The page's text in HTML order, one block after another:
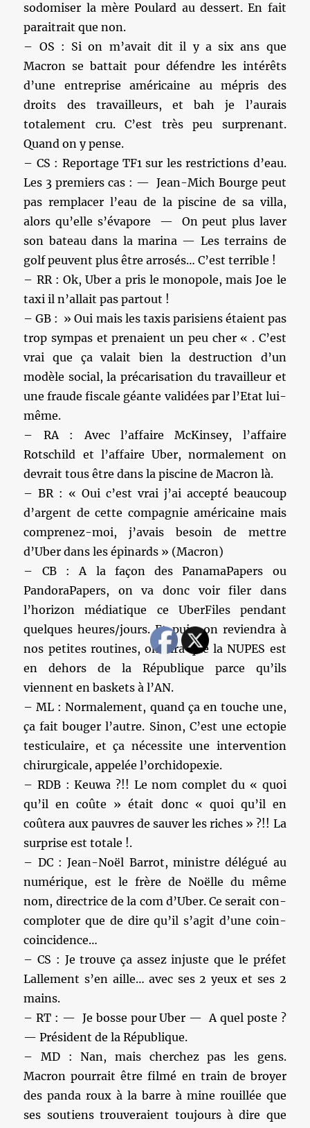
sodomiser la mère Poulard au dessert. En fait
paraitrait que non.
– OS : Si on m’avait dit il y a six ans que
Macron se battait pour défendre les intérêts
d’une entreprise américaine au mépris des
droits des travailleurs, et bah je l’aurais
totalement cru. C’est très peu surprenant.
Quand on y pense.
– CS : Reportage TF1 sur les restrictions d’eau.
Les 3 premiers cas : — Jean-Mich Bourge peut
pas remplacer l’eau de la piscine de sa villa,
alors qu’elle s’évapore — On peut plus laver
son bateau dans la marina — Les terrains de
golf peuvent plus être arrosés… C’est terrible !
– RR : Ok, Uber a pris le monopole, mais Joe le
taxi il n’allait pas partout !
– GB : » Oui mais les taxis parisiens étaient pas
trop sympas et prenaient un peu cher « . C’est
vrai que ça valait bien la destruction d’un
modèle social, la précarisation du travailleur et
une fraude fiscale géante validées par l’Etat lui-
même.
– RA : Avec l’affaire McKinsey, l’affaire
Rotschild et l’affaire Uber, normalement on
devrait tous être dans la piscine de Macron là.
– BR : « Oui c’est vrai j’ai accepté beaucoup
d’argent de cette compagnie américaine mais
comprenez-moi, j’avais besoin de mettre
d’Uber dans les épinards » (Macron)
– CB : A la façon des PanamaPapers ou
PandoraPapers, on va donc voir filer dans
l’horizon médiatique ce UberFiles pendant
quelques heures/jours. Et puis, on reviendra à
nos petites routines, on dira que la NUPES est
en dehors de la République parce qu’ils
viennent en baskets à l’AN.
– ML : Normalement, quand ça en touche une,
ça fait bouger l’autre. Sinon, C’est une ectopie
testiculaire, et ça nécessite une intervention
chirurgicale, appelée l’orchidopexie.
– RDB : Keuwa ?!! Le nom complet du « quoi
qu’il en coûte » était donc « quoi qu’il en
coûtera aux pauvres de sauver les riches » ?!! La
surprise est totale !.
– DC : Jean-Noël Barrot, ministre délégué au
numérique, est le frère de Noëlle du même
nom, directrice de la com d’Uber. Ce serait con-
comploter que de dire qu’il s’agit d’une coin-
coincidence…
– CS : Je trouve ça assez injuste que le préfet
Lallement s’en aille… avec ses 2 yeux et ses 2
mains.
– RT : — Je bosse pour Uber — A quel poste ?
— Président de la République.
– MD : Nan, mais cherchez pas les gens.
Macron pourrait être filmé en train de broyer
des panda roux à la barre à mine rouillée que
ses soutiens trouveraient toujours à dire que